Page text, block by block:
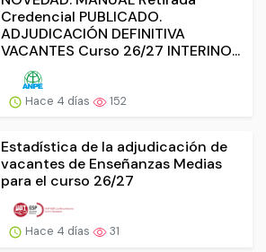
Credencial PUBLICADO.
ADJUDICACIÓN DEFINITIVA
VACANTES Curso 26/27 INTERINO...
Hace 4 días 152
Estadística de la adjudicación de
vacantes de Enseñanzas Medias
para el curso 26/27
Hace 4 días 31